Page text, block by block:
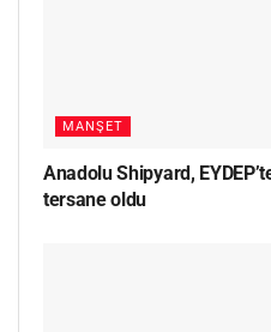
MANŞET
Anadolu Shipyard,
tersane oldu